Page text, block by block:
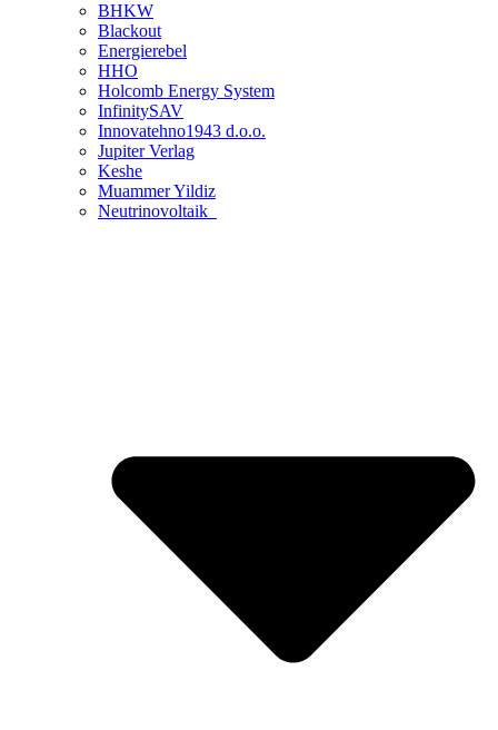
BHKW
Blackout
Energierebel
HHO
Holcomb Energy System
InfinitySAV
Innovatehno1943 d.o.o.
Jupiter Verlag
Keshe
Muammer Yildiz
Neutrinovoltaik